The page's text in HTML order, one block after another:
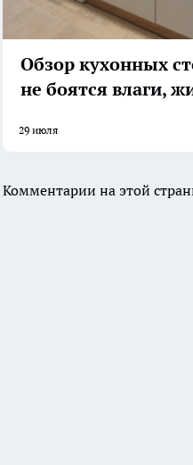
Обзор кухонных
не боятся влаги,
29 июля
Комментарии на этой